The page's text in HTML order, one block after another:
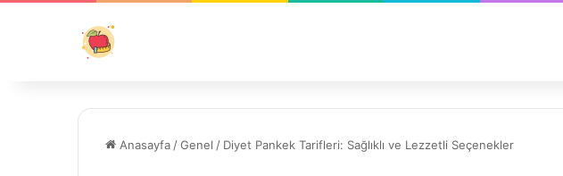
Anasayfa /Genel / Diyet Pankek Tarifleri: Sağlıklı ve Lezzetli Seçenekler